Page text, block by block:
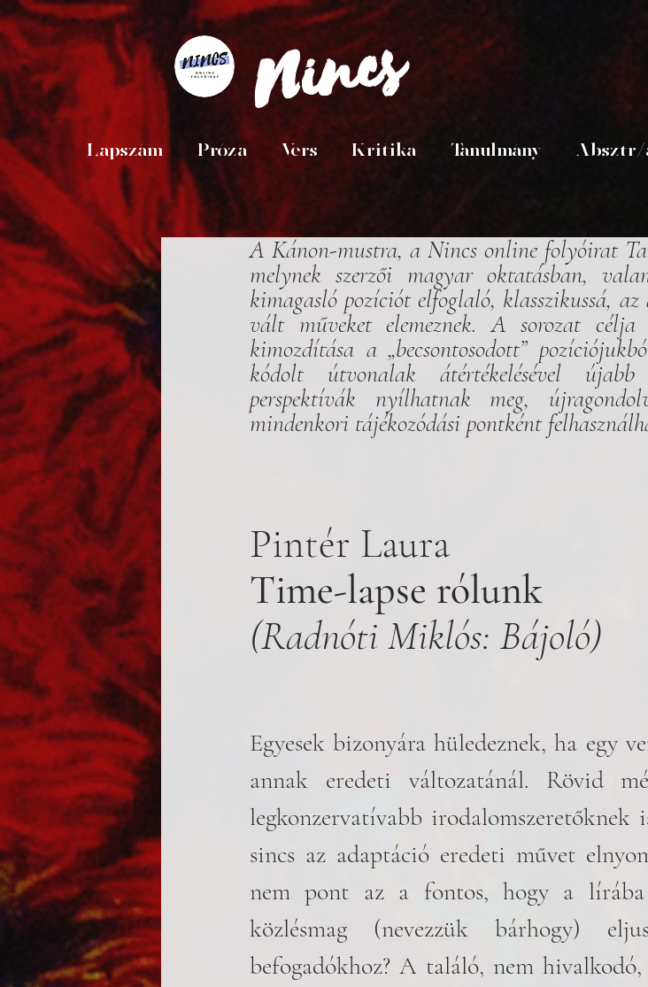
Nincs
Lapszám Próza Vers Kritika Tanulmány Absztr/
A Kánon-mustra, a Nincs online folyóirat
melynek szerzői magyar oktatásban,
kimagasló pozíciót elfoglaló, klasszikussá,
vált műveket elemeznek. A sorozat
kimozdítása a „becsontosodott”
kódolt útvonalak átértékelésével
perspektívák nyílhatnak meg,
mindenkori tájékozódási pontként
Pintér Laura
Time-lapse rólunk
(Radnóti Miklós: Bájoló)
Egyesek bizonyára hüledeznek, ha egy
annak eredeti változatánál. Rövid
legkonzervatívabb
sincs az adaptáció eredeti művet
nem pont az a fontos, hogy a
közlésmag (nevezzük bárhogy)
befogadókhoz? A találó, nem hivalkodó,